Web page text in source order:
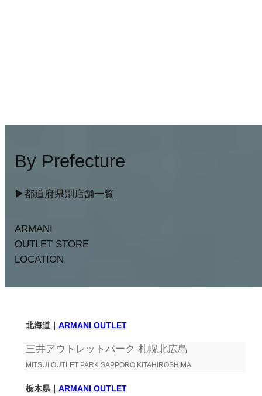
By Prefecture
▶︎都道府県別店舗一覧
ARMANI
OUTLET STORE
LOCATION
北海道｜ ARMANI OUTLET
三井アウトレットパーク 札幌北広島
MITSUI OUTLET PARK SAPPORO KITAHIROSHIMA
栃木県｜ ARMANI OUTLET